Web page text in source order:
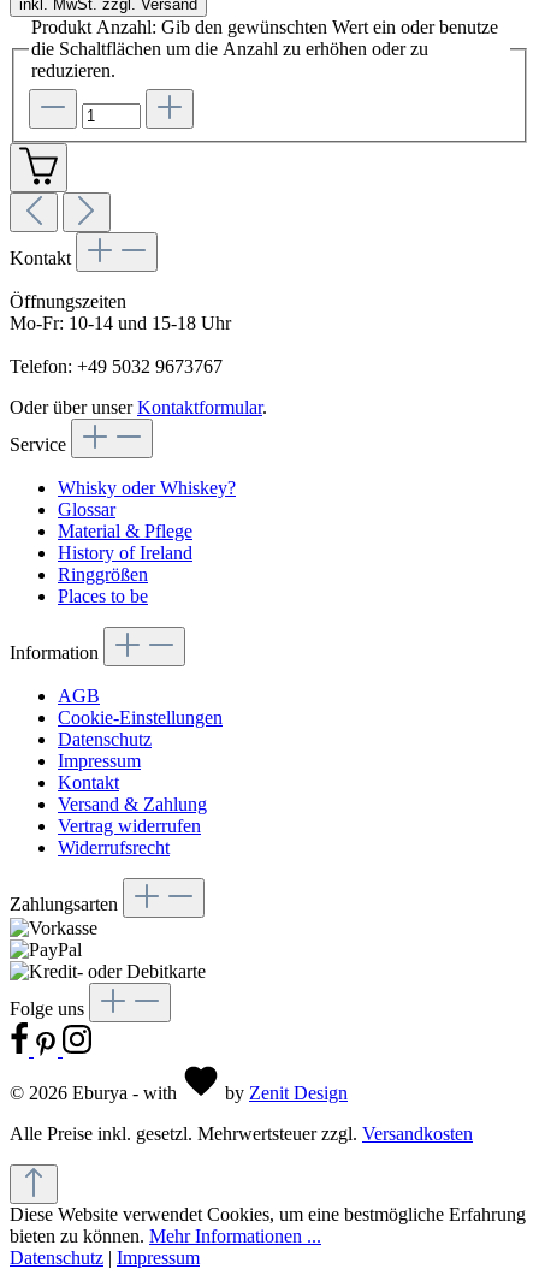
inkl. MwSt. zzgl. Versand
Produkt Anzahl: Gib den gewünschten Wert ein oder benutze
die Schaltflächen um die Anzahl zu erhöhen oder zu
reduzieren.
Kontakt
Öffnungszeiten
Mo-Fr: 10-14 und 15-18 Uhr
Telefon: +49 5032 9673767
Oder über unserKontaktformular.
Service
Whisky oder Whiskey?
Glossar
Material & Pflege
History of Ireland
Ringgrößen
Places to be
Information
AGB
Cookie-Einstellungen
Datenschutz
Impressum
Kontakt
Versand & Zahlung
Vertrag widerrufen
Widerrufsrecht
Zahlungsarten
Folge uns
© 2026 Eburya - with by Zenit Design
Alle Preise inkl. gesetzl. Mehrwertsteuer zzgl. Versandkosten
Diese Website verwendet Cookies, um eine bestmögliche Erfahrung
bieten zu können. Mehr Informationen ...
Datenschutz | Impressum